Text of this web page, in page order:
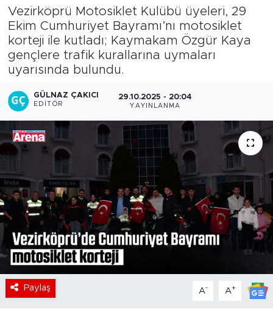
Vezirköprü Motosiklet Kulübü üyeleri, 29
Ekim Cumhuriyet Bayramı’nı motosiklet
korteji ile kutladı; Kaymakam Özgür Kaya
gençlere trafik kurallarına uymaları
uyarısında bulundu.
GÜLNAZ ÇAKICI
EDITÖR
29.10.2025 - 20:04
YAYINLANMA
Paylaş A- A+